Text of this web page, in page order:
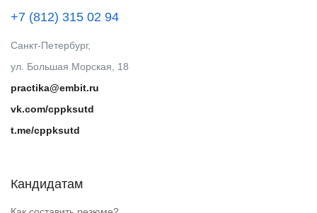
+7 (812) 315 02 94
Санкт-Петербург,
ул. Большая Морская, 18
practika@embit.ru
vk.com/cppksutd
t.me/cppksutd
Кандидатам